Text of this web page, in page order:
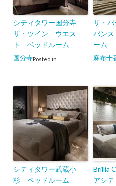
シティタワー国分寺
ザ・ツイン ウエス
ト ベッドルーム
Posted in
国分寺
ザ・パ
バン
ーム
麻布十
シティタワー武蔵小
杉 ベッドルーム
Brillia
アシ